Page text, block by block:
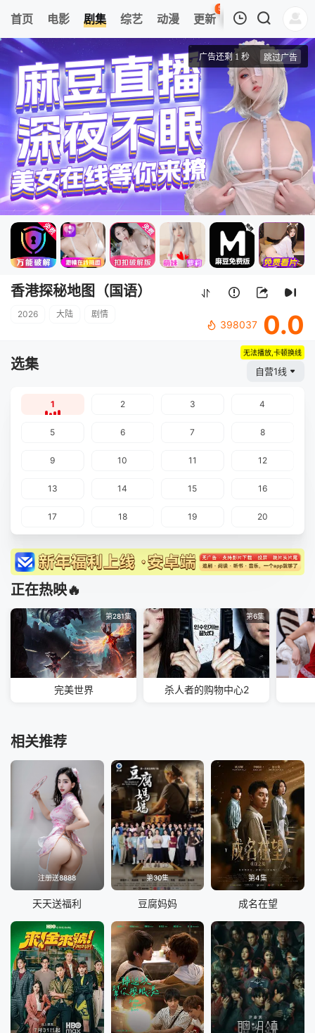
首页 电影 剧集 综艺 动漫 更新
53
热榜 APP
我的观影记录
1
香港探秘地图（国语）
清空
香港探秘地图（国语）
2026 大陆 剧情
398037 0.0
选集
无法播放,卡顿换线
自营1线
1 2 3 4
5 6 7 8
9 10 11 12
13 14 15 16
17 18 19 20
正在热映🔥
第281集
完美世界
第6集
杀人者的购物中心2
相关推荐
注册送8888
天天送福利
第30集
豆腐妈妈
第4集
成名在望